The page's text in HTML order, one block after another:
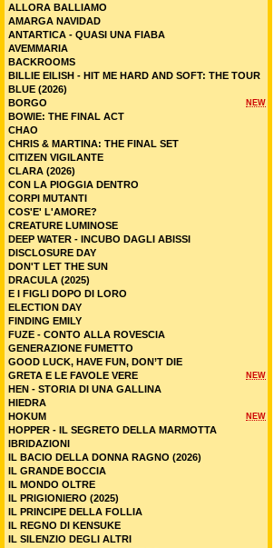
ALLORA BALLIAMO
AMARGA NAVIDAD
ANTARTICA - QUASI UNA FIABA
AVEMMARIA
BACKROOMS
BILLIE EILISH - HIT ME HARD AND SOFT: THE TOUR
BLUE (2026)
NEW
BORGO
BOWIE: THE FINAL ACT
CHAO
CHRIS & MARTINA: THE FINAL SET
CITIZEN VIGILANTE
CLARA (2026)
CON LA PIOGGIA DENTRO
CORPI MUTANTI
COS'E' L'AMORE?
CREATURE LUMINOSE
DEEP WATER - INCUBO DAGLI ABISSI
DISCLOSURE DAY
DON'T LET THE SUN
DRACULA (2025)
E I FIGLI DOPO DI LORO
ELECTION DAY
FINDING EMILY
FUZE - CONTO ALLA ROVESCIA
GENERAZIONE FUMETTO
GOOD LUCK, HAVE FUN, DON’T DIE
NEW
GRETA E LE FAVOLE VERE
HEN - STORIA DI UNA GALLINA
HIEDRA
NEW
HOKUM
HOPPER - IL SEGRETO DELLA MARMOTTA
IBRIDAZIONI
IL BACIO DELLA DONNA RAGNO (2026)
IL GRANDE BOCCIA
IL MONDO OLTRE
IL PRIGIONIERO (2025)
IL PRINCIPE DELLA FOLLIA
IL REGNO DI KENSUKE
IL SILENZIO DEGLI ALTRI